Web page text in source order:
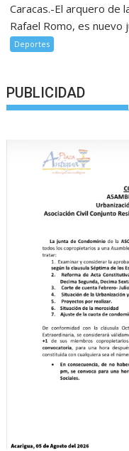
Caracas.-El arquero de
Rafael Romo, es nuevo
Deportes
PUBLICIDAD